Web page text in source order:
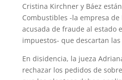
Cristina Kirchner y Báez
Combustibles -la empresa de
acusada de fraude al estado
impuestos- que descartan las
En disidencia, la jueza
rechazar los pedidos de